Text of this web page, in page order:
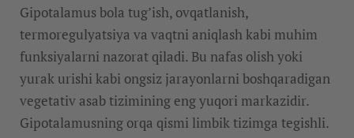
Gipotalamus bola tug’ish, ovqatlanish,
termoregulyatsiya va vaqtni aniqlash kabi muhim
funksiyalarni nazorat qiladi. Bu nafas olish yoki
yurak urishi kabi ongsiz jarayonlarni boshqaradigan
vegetativ asab tizimining eng yuqori markazidir.
Gipotalamusning orqa qismi limbik tizimga tegishli.